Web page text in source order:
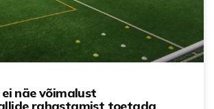
näe võimalust